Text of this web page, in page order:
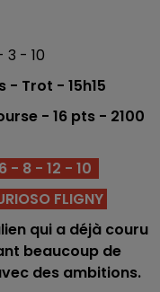
- 10
- Trot - 15h15
urse - 16 pts - 2100
- 8 - 12 - 10
FLIGNY
qui a déjà couru
beaucoup de
des ambitions.